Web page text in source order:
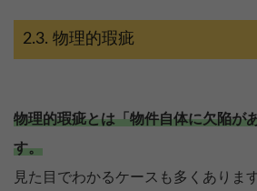
物理的瑕疵
物理的瑕疵とは「物件自体に欠陥が
す。
見た目でわかるケースも多くありま